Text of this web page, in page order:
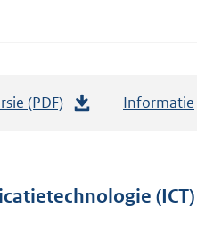
(PDF)
a
Informatie